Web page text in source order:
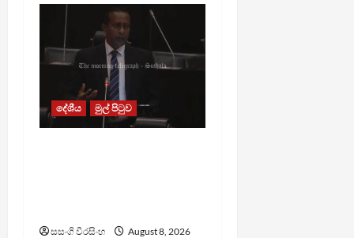
දේශීය මුල් පිටුව
සසංගි වීරසිංහ
August 8, 2026